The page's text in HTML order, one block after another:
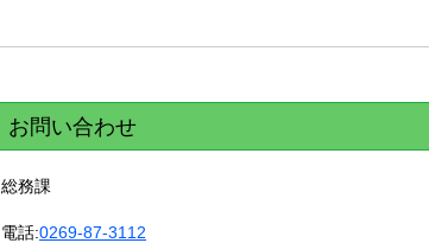
お問い合わせ
総務課
電話:0269-87-3112